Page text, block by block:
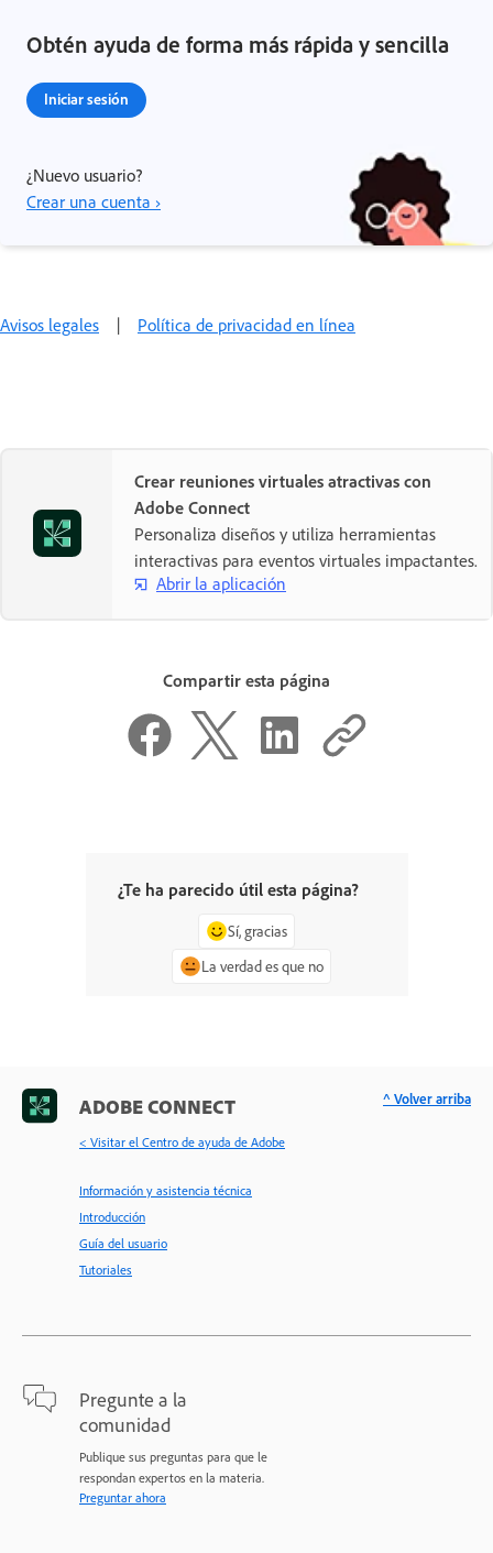
Obtén ayuda de forma más rápida y sencilla
Iniciar sesión
¿Nuevo usuario?
Crear una cuenta ›
Avisos legales | Política de privacidad en línea
Crear reuniones virtuales atractivas con
Adobe Connect
Personaliza diseños y utiliza herramientas
interactivas para eventos virtuales impactantes.
Abrir la aplicación
Compartir esta página
¿Te ha parecido útil esta página?
Sí, gracias
La verdad es que no
ADOBE CONNECT
< Visitar el Centro de ayuda de Adobe
Información y asistencia técnica
Introducción
Guía del usuario
Tutoriales
Pregunte a la
comunidad
Publique sus preguntas para que le
respondan expertos en la materia.
Preguntar ahora
^ Volver arriba